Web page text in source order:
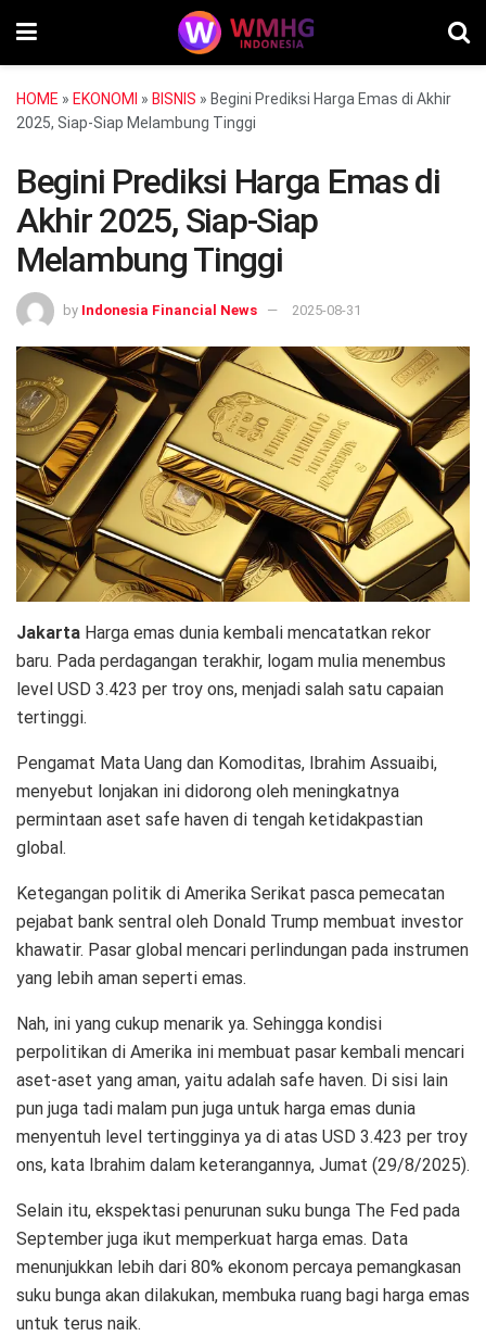
HOME » EKONOMI » BISNIS » Begini Prediksi Harga Emas di Akhir
2025, Siap-Siap Melambung Tinggi
Begini Prediksi Harga Emas di
Akhir 2025, Siap-Siap
Melambung Tinggi
by Indonesia Financial News 2025-08-31
Jakarta Harga emas dunia kembali mencatatkan rekor
baru. Pada perdagangan terakhir, logam mulia menembus
level USD 3.423 per troy ons, menjadi salah satu capaian
tertinggi.
Pengamat Mata Uang dan Komoditas, Ibrahim Assuaibi,
menyebut lonjakan ini didorong oleh meningkatnya
permintaan aset safe haven di tengah ketidakpastian
global.
Ketegangan politik di Amerika Serikat pasca pemecatan
pejabat bank sentral oleh Donald Trump membuat investor
khawatir. Pasar global mencari perlindungan pada instrumen
yang lebih aman seperti emas.
Nah, ini yang cukup menarik ya. Sehingga kondisi
perpolitikan di Amerika ini membuat pasar kembali mencari
aset-aset yang aman, yaitu adalah safe haven. Di sisi lain
pun juga tadi malam pun juga untuk harga emas dunia
menyentuh level tertingginya ya di atas USD 3.423 per troy
ons, kata Ibrahim dalam keterangannya, Jumat (29/8/2025).
Selain itu, ekspektasi penurunan suku bunga The Fed pada
September juga ikut memperkuat harga emas. Data
menunjukkan lebih dari 80% ekonom percaya pemangkasan
suku bunga akan dilakukan, membuka ruang bagi harga emas
untuk terus naik.